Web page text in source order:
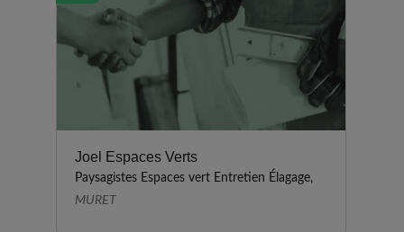
Joel Espaces Verts
Paysagistes Espaces vert Entretien Élagage,
MURET